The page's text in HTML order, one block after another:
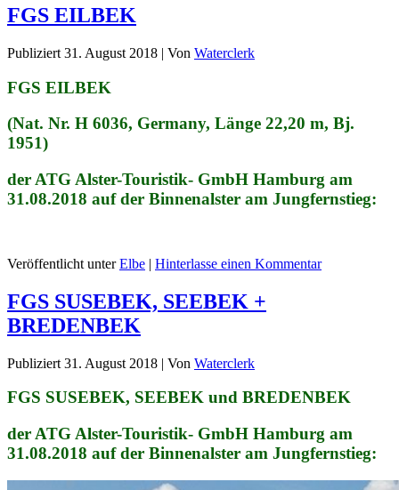
FGS EILBEK
Publiziert 31. August 2018 | Von Waterclerk
FGS EILBEK
(Nat. Nr. H 6036, Germany, Länge 22,20 m, Bj.
1951)
der ATG Alster-Touristik- GmbH Hamburg am
31.08.2018 auf der Binnenalster am Jungfernstieg:
Veröffentlicht unter Elbe | Hinterlasse einen Kommentar
FGS SUSEBEK, SEEBEK +
BREDENBEK
Publiziert 31. August 2018 | Von Waterclerk
FGS SUSEBEK, SEEBEK und BREDENBEK
der ATG Alster-Touristik- GmbH Hamburg am
31.08.2018 auf der Binnenalster am Jungfernstieg: